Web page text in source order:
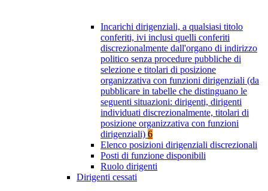
Incarichi dirigenziali, a qualsiasi titolo
conferiti, ivi inclusi quelli conferiti
discrezionalmente dall'organo di indirizzo
politico senza procedure pubbliche di
selezione e titolari di posizione
organizzativa con funzioni dirigenziali (da
pubblicare in tabelle che distinguano le
seguenti situazioni: dirigenti, dirigenti
individuati discrezionalmente, titolari di
posizione organizzativa con funzioni
dirigenziali) 6
Elenco posizioni dirigenziali discrezionali
Posti di funzione disponibili
Ruolo dirigenti
Dirigenti cessati